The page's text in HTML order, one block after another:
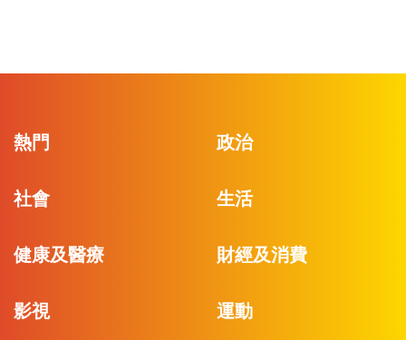
熱門 政治
社會 生活
健康及醫療 財經及消費
影視 運動